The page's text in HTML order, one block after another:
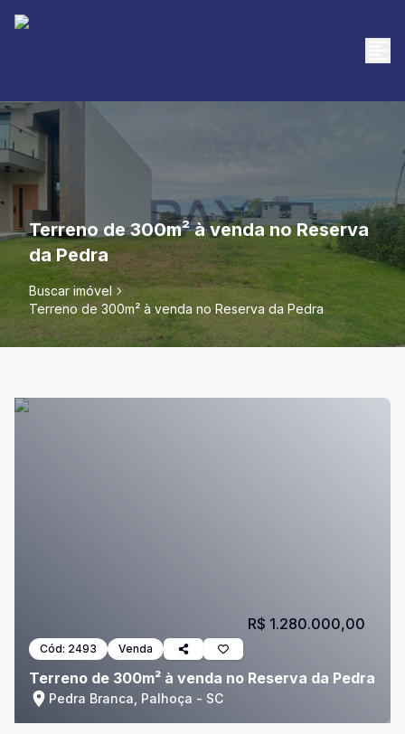
Terreno de 300m² à venda no Reserva
da Pedra
Buscar imóvel
Terreno de 300m² à venda no Reserva da Pedra
Cód: 2493 Venda
Terreno de 300m² à venda no Reserva da Pedra
Pedra Branca, Palhoça - SC
R$ 1.280.000,00